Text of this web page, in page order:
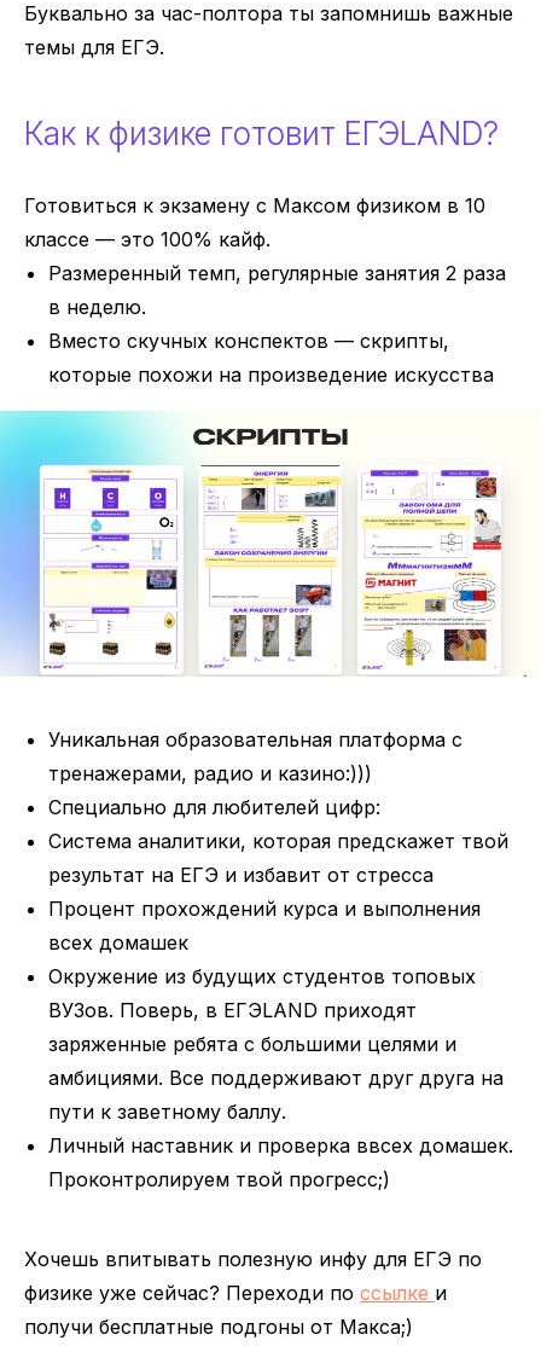
Буквально за час-полтора ты запомнишь важные
темы для ЕГЭ.
Как к физике готовит ЕГЭLAND?
Готовиться к экзамену с Максом физиком в 10
классе — это 100% кайф.
Размеренный темп, регулярные занятия 2 раза
в неделю.
Вместо скучных конспектов — скрипты,
которые похожи на произведение искусства
Уникальная образовательная платформа с
тренажерами, радио и казино:)))
Специально для любителей цифр:
Система аналитики, которая предскажет твой
результат на ЕГЭ и избавит от стресса
Процент прохождений курса и выполнения
всех домашек
Окружение из будущих студентов топовых
ВУЗов. Поверь, в ЕГЭLAND приходят
заряженные ребята с большими целями и
амбициями. Все поддерживают друг друга на
пути к заветному баллу.
Личный наставник и проверка ввсех домашек.
Проконтролируем твой прогресс;)
Хочешь впитывать полезную инфу для ЕГЭ по
физике уже сейчас? Переходи по ссылке и
получи бесплатные подгоны от Макса;)